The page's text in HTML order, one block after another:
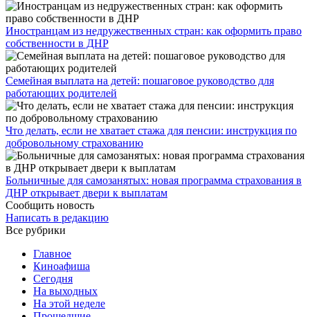
Иностранцам из недружественных стран: как оформить право
собственности в ДНР
Семейная выплата на детей: пошаговое руководство для
работающих родителей
Что делать, если не хватает стажа для пенсии: инструкция по
добровольному страхованию
Больничные для самозанятых: новая программа страхования в
ДНР открывает двери к выплатам
Сообщить новость
Написать в редакцию
Все рубрики
Главное
Киноафиша
Сегодня
На выходных
На этой неделе